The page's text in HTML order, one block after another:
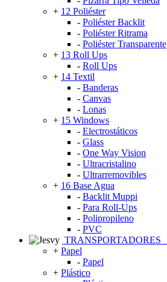
+ 12 Poliéster
- Poliéster Backlit
- Poliéster Ritrama
- Poliéster Transparente
+ 13 Roll Ups
- Roll Ups
+ 14 Textil
- Banderas
- Canvas
- Lonas
+ 15 Windows
- Electrostáticos
- Glass
- One Way Vision
- Ultracristalino
- Ultrarremovibles
+ 16 Base Agua
- Backlit Muppi
- Para Roll-Ups
- Polipropileno
- PVC
TRANSPORTADORES
+ Papel
- Papel
+ Plástico